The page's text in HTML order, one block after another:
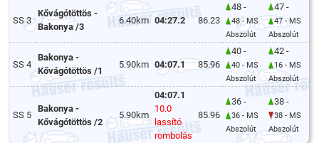
SS 3
Kővágótöttös -
Bakonya /3
6.40km 04:27.2 86.23
48 -
48 - MS
Abszolút
47 -
47 - MS
Abszolút
SS 4
Bakonya -
Kővágótöttös /1
5.90km 04:07.1 85.96
40 -
40 - MS
Abszolút
42 -
16 - MS
Abszolút
SS 5
Bakonya -
Kővágótöttös /2
5.90km
04:07.1
10.0
lassító
rombolás
85.96
36 -
36 - MS
Abszolút
38 -
38 - MS
Abszolút